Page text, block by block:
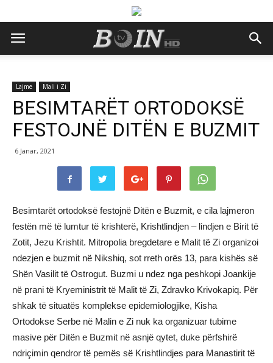
Lajme Mali i Zi
BESIMTARËT ORTODOKSË
FESTOJNË DITËN E BUZMIT
6 Janar, 2021
Besimtarët ortodoksë festojnë Ditën e Buzmit, e cila lajmeron
festën më të lumtur të krishterë, Krishtlindjen – lindjen e Birit të
Zotit, Jezu Krishtit. Mitropolia bregdetare e Malit të Zi organizoi
ndezjen e buzmit në Nikshiq, sot rreth orës 13, para kishës së
Shën Vasilit të Ostrogut. Buzmi u ndez nga peshkopi Joankije
në prani të Kryeministrit të Malit të Zi, Zdravko Krivokapiq. Për
shkak të situatës komplekse epidemiologjike, Kisha
Ortodokse Serbe në Malin e Zi nuk ka organizuar tubime
masive për Ditën e Buzmit në asnjë qytet, duke përfshirë
ndriçimin qendror të pemës së Krishtlindjes para Manastirit të